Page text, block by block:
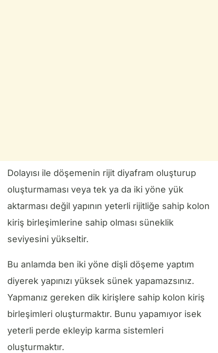
Dolayısı ile döşemenin rijit diyafram oluşturup
oluşturmaması veya tek ya da iki yöne yük
aktarması değil yapının yeterli rijitliğe sahip kolon
kiriş birleşimlerine sahip olması süneklik
seviyesini yükseltir.
Bu anlamda ben iki yöne dişli döşeme yaptım
diyerek yapınızı yüksek sünek yapamazsınız.
Yapmanız gereken dik kirişlere sahip kolon kiriş
birleşimleri oluşturmaktır. Bunu yapamıyor isek
yeterli perde ekleyip karma sistemleri
oluşturmaktır.